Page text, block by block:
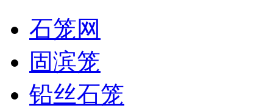
石笼网
固滨笼
铅丝石笼